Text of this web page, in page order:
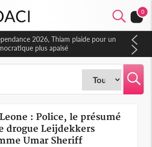
0
2026, Thiam plaide pour un
plus apaisé
: Police, le présumé
drogue Leijdekkers
Umar Sheriff